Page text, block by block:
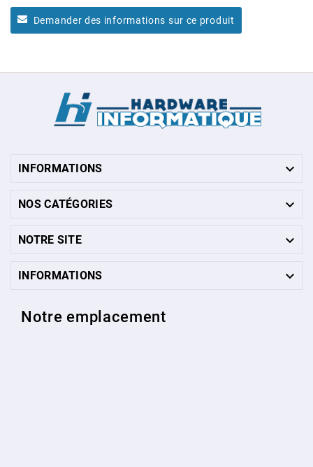
Demander des informations sur ce produit
INFORMATIONS 
NOS CATÉGORIES 
NOTRE SITE 
INFORMATIONS 
Notre emplacement